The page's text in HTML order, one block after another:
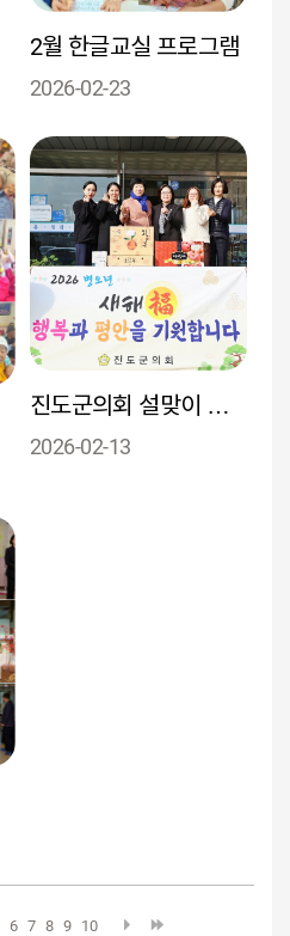
2월 한글교실 프로그램
2026-02-23
진도군의회 설맞이 위문방문
2026-02-13
6 7 8 9 10